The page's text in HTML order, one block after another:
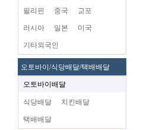
필리핀 중국 교포
러시아 일본 미국
기타외국인
오토바이/식당배달/택배배달
오토바이배달
식당배달 치킨배달
택배배달